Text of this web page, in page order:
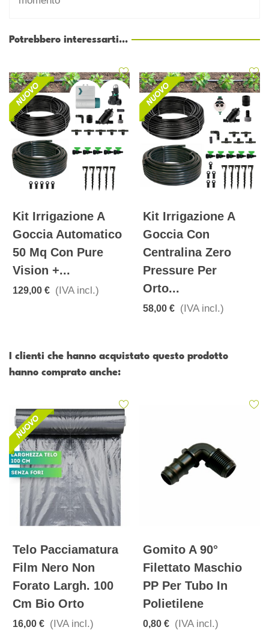
Potrebbero interessarti...
Kit Irrigazione A
Goccia Automatico
50 Mq Con Pure
Vision +...
129,00 € (IVA incl.)
Kit Irrigazione A
Goccia Con
Centralina Zero
Pressure Per
Orto...
58,00 € (IVA incl.)
I clienti che hanno acquistato questo prodotto
hanno comprato anche:
Gomito A 90°
Portagomma PP
Per Tubo In
Polietilene
0,20 € (IVA incl.)
Manicotto Ridotto
Giunzione
Portagomma Per
Tubo In Polietilene
PE